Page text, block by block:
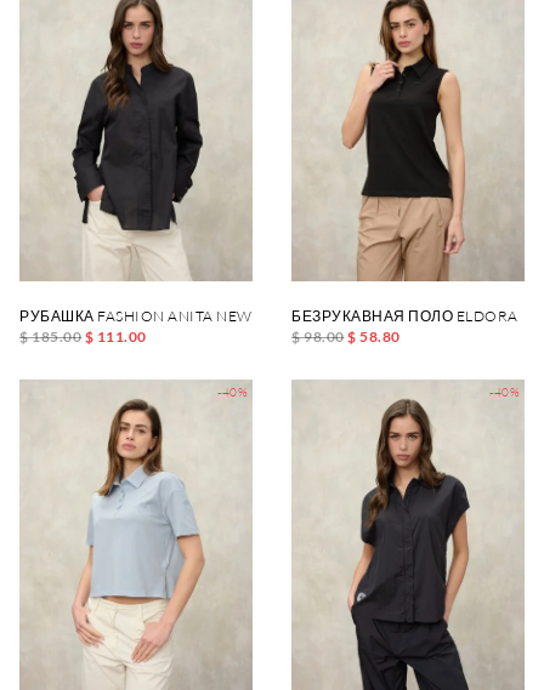
РУБАШКА FASHION ANITA NEW
$ 185.00 $ 111.00
БЕЗРУКАВНАЯ ПОЛО ELDORA
$ 98.00$ 58.80
-40% -40%